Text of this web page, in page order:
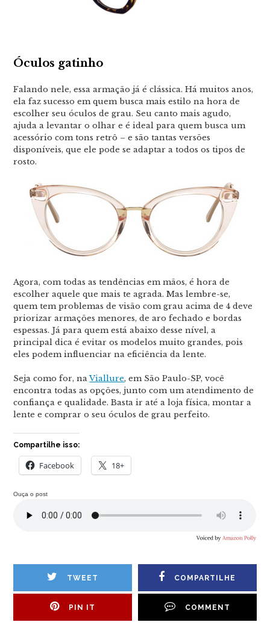
Óculos gatinho
Falando nele, essa armação já é clássica. Há muitos anos,
ela faz sucesso em quem busca mais estilo na hora de
escolher seu óculos de grau. Seu canto mais agudo,
ajuda a levantar o olhar e é ideal para quem busca um
acessório com tons retrô – e são tantas versões
disponíveis, que ele pode se adaptar a todos os tipos de
rosto.
Agora, com todas as tendências em mãos, é hora de
escolher aquele que mais te agrada. Mas lembre-se,
quem tem problemas de visão com grau acima de 4 deve
priorizar armações menores, de aro fechado e bordas
espessas. Já para quem está abaixo desse nível, a
principal dica é evitar os modelos muito grandes, pois
eles podem influenciar na eficiência da lente.
Seja como for, naViallure, em São Paulo-SP, você
encontra todas as opções, junto com um atendimento de
confiança e qualidade. Basta ir até a loja física, montar a
lente e comprar o seu óculos de grau perfeito.
Compartilhe isso:
Facebook 18+
Ouça o post
TWEET COMPARTILHE
PIN IT COMMENT